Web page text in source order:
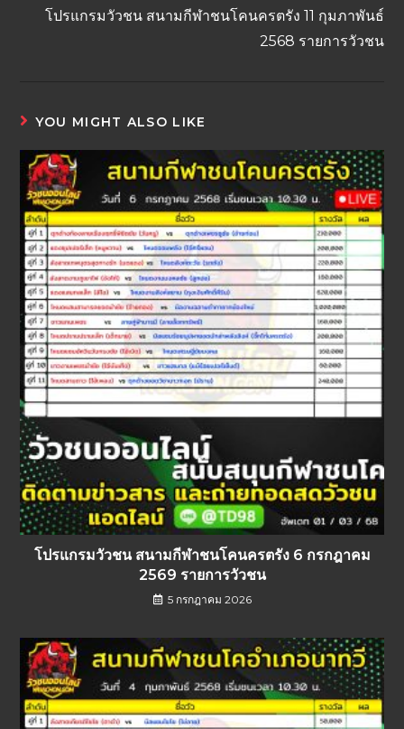
โปรแกรมวัวชน สนามกีฬาชนโคนครตรัง 11 กุมภาพันธ์
2568 รายการวัวชน
YOU MIGHT ALSO LIKE
โปรแกรมวัวชน สนามกีฬาชนโคนครตรัง 6 กรกฎาคม
2569 รายการวัวชน
5 กรกฎาคม 2026